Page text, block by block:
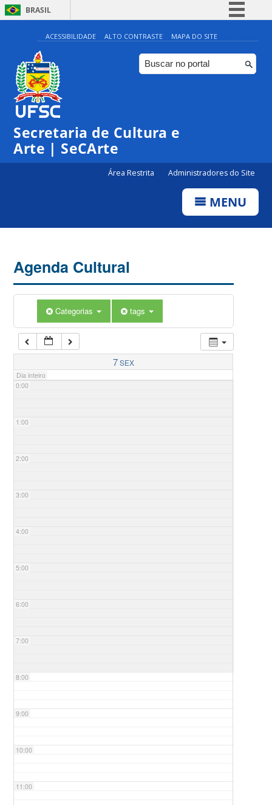
BRASIL
Simplifique!
Comunica BR
Participe
ACESSIBILIDADE ALTO CONTRASTE MAPA DO SITE
Secretaria de Cultura e
Arte | SeCArte
Área Restrita Administradores do Site
MENU
Agenda Cultural
Categorias tags
7SEX
Dia inteiro
0:00
1:00
2:00
3:00
4:00
5:00
6:00
7:00
8:00
9:00
10:00
11:00